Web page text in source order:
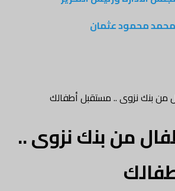
محمد محمود عثمان
من بنك نزوى .. مستقبل أطفالك
من بنك نزوى ..